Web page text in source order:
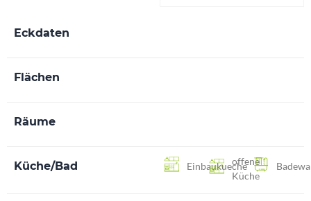
Eckdaten
Flächen
Räume
Küche/Bad Einbaukueche
offene
Küche